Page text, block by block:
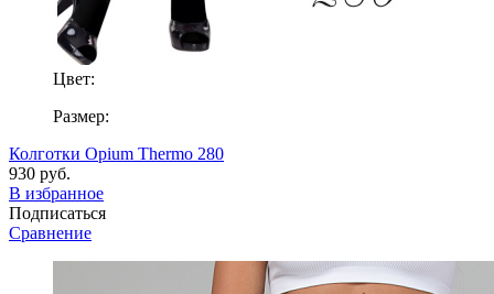
Цвет:
Размер:
Колготки Opium Thermo 280
930 руб.
В избранное
Подписаться
Сравнение